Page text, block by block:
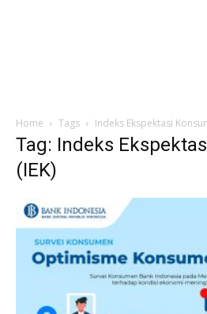
Home Tags Indeks Ekspektasi
Tag: Indeks
(IEK)